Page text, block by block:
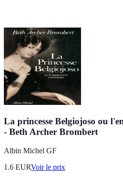
La princesse Belgiojoso ou
- Beth Archer Brombert
Albin Michel GF
1.6 EURVoir le prix